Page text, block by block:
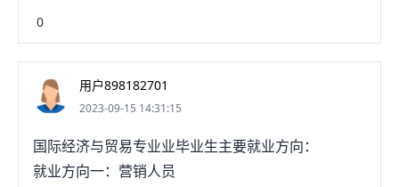
去参加展会等了。问题八：做外贸业务员都有什么要
求啊外贸业务员当然比跟单员好了，跟单太死板，除
了行内的知识可以学到外，外贸这块的专业知识不能
全面了解到。做外贸业务口语是非常重要的，想必你
的，出来工作都是工作经验较为重要。这两年外贸不
好做，刚入门，如果是做外贸业务，底薪除吃住按东
0
用户898182701
2023-09-15 14:31:15
国际经济与贸易专业业毕业生主要就业方向：
就业方向一：营销人员